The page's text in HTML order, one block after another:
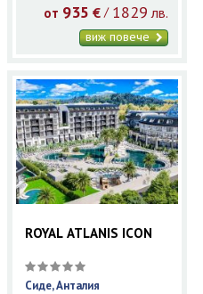
от 935 € / 1829 лв.
виж повече
ROYAL ATLANIS ICON
Сиде, Анталия